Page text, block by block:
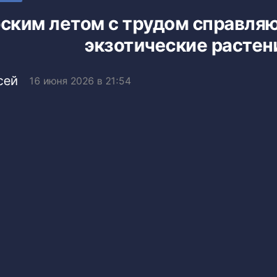
летом с трудом
экзотические
16 июня 2026 в 21:54